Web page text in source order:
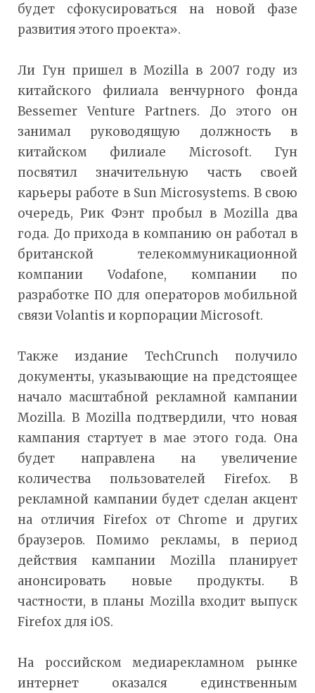
будет сфокусироваться на новой фазе
развития этого проекта».
Ли Гун пришел в Mozilla в 2007 году из
китайского филиала венчурного фонда
Bessemer Venture Partners. До этого он
занимал руководящую должность в
китайском филиале Microsoft. Гун
посвятил значительную часть своей
карьеры работе в Sun Microsystems. В свою
очередь, Рик Фэнт пробыл в Mozilla два
года. До прихода в компанию он работал в
британской телекоммуникационной
компании Vodafone, компании по
разработке ПО для операторов мобильной
связи Volantis и корпорации Microsoft.
Также издание TechCrunch получило
документы, указывающие на предстоящее
начало масштабной рекламной кампании
Mozilla. В Mozilla подтвердили, что новая
кампания стартует в мае этого года. Она
будет направлена на увеличение
количества пользователей Firefox. В
рекламной кампании будет сделан акцент
на отличия Firefox от Chrome и других
браузеров. Помимо рекламы, в период
действия кампании Mozilla планирует
анонсировать новые продукты. В
частности, в планы Mozilla входит выпуск
Firefox для iOS.
На российском медиарекламном рынке
интернет оказался единственным